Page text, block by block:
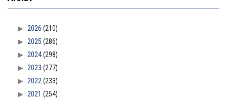
2026 (210)
2025 (286)
2024(298)
2023 (277)
2022 (233)
2021 (254)